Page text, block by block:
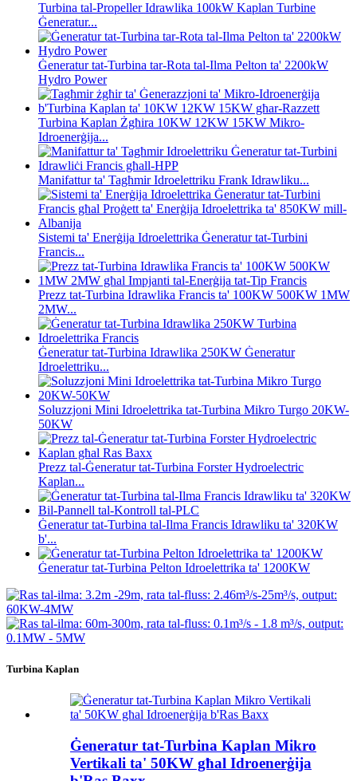
Turbina tal-Propeller Idrawlika 100kW Kaplan Turbine
Ġeneratur...
Ġeneratur tat-Turbina tar-Rota tal-Ilma Pelton ta' 2200kW
Hydro Power
Turbina Kaplan Żgħira 10KW 12KW 15KW Mikro-
Idroenerġija...
Manifattur ta' Tagħmir Idroelettriku Frank Idrawliku...
Sistemi ta' Enerġija Idroelettrika Ġeneratur tat-Turbini
Francis...
Prezz tat-Turbina Idrawlika Francis ta' 100KW 500KW 1MW
2MW...
Ġeneratur tat-Turbina Idrawlika 250KW Ġeneratur
Idroelettriku...
Soluzzjoni Mini Idroelettrika tat-Turbina Mikro Turgo 20KW-
50KW
Prezz tal-Ġeneratur tat-Turbina Forster Hydroelectric
Kaplan...
Ġeneratur tat-Turbina tal-Ilma Francis Idrawliku ta' 320KW
b'...
Ġeneratur tat-Turbina Pelton Idroelettrika ta' 1200KW
Turbina Kaplan
Ġeneratur tat-Turbina Kaplan Mikro
Vertikali ta' 50KW għal Idroenerġija